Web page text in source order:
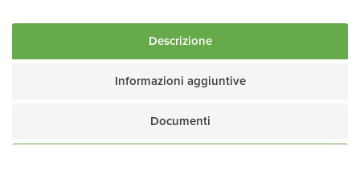
Descrizione
Informazioni aggiuntive
Documenti